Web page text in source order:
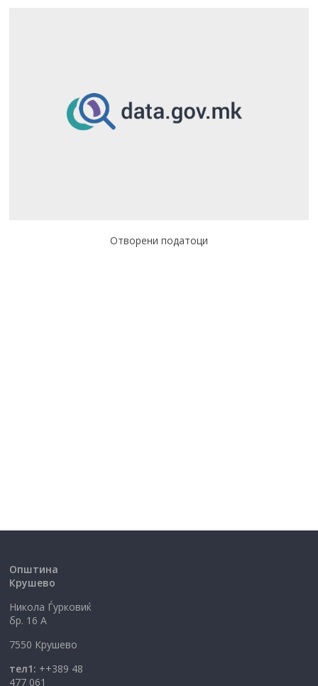
Отворени податоци
Општина
Крушево
Никола Ѓурковиќ
бр. 16 А
7550 Крушево
тел1: ++389 48
477 061